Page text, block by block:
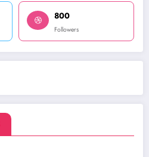
800
Followers